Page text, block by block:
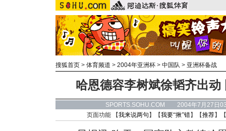
搜狐首页 > 体育频道 > 2004年亚洲杯 > 中国队 > 亚洲杯备战
哈恩德容李树斌徐韬齐出
SPORTS.SOHU.COM 2004年7月27日
页面功能 【我来说两句 】【我要“揪”错】【推荐】